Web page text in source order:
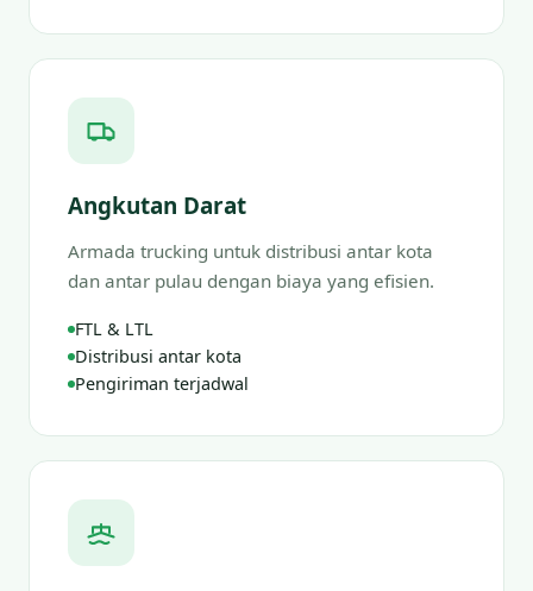
Angkutan Darat
Armada trucking untuk distribusi antar kota
dan antar pulau dengan biaya yang efisien.
FTL & LTL
Distribusi antar kota
Pengiriman terjadwal